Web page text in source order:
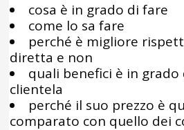
cosa è in grado di fare
come lo sa fare
perché è migliore
diretta e non
quali benefici è in
clientela
perché il suo prezzo è
comparato con quello dei